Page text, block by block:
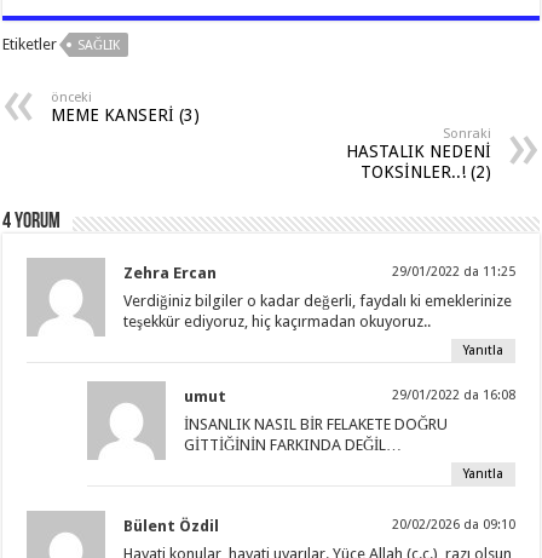
at
sA
p
e
b
o
e
a
m
tt ar
Etiketler SAĞLIK
önceki
MEME KANSERİ (3)
Sonraki
HASTALIK NEDENİ
TOKSİNLER..! (2)
4 Yorum
Zehra Ercan 29/01/2022 da 11:25
Verdiğiniz bilgiler o kadar değerli, faydalı ki emeklerinize
teşekkür ediyoruz, hiç kaçırmadan okuyoruz..
Yanıtla
umut 29/01/2022 da 16:08
İNSANLIK NASIL BİR FELAKETE DOĞRU
GİTTİĞİNİN FARKINDA DEĞİL…
Yanıtla
Bülent Özdil 20/02/2026 da 09:10
Hayati konular, hayati uyarılar. Yüce Allah (c.c.), razı olsun